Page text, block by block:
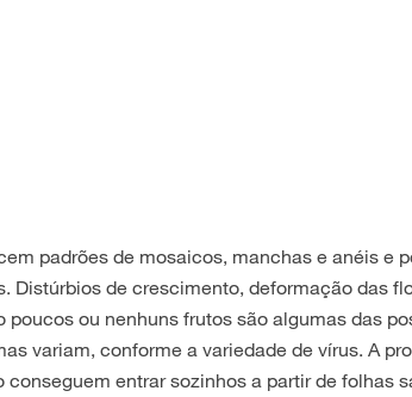
padrões de mosaicos, manchas e anéis e
Distúrbios de crescimento, deformação das
ou nenhuns frutos são algumas das
variam, conforme a variedade de vírus. A
entrar sozinhos a partir de folhas